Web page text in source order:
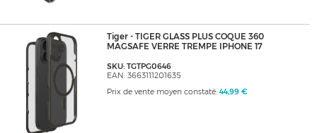
Tiger - TIGER GLASS PLUS COQUE 360
MAGSAFE VERRE TREMPE IPHONE 17
SKU: TGTPG0646
EAN: 3663111201635
Prix de vente moyen constaté: 44,99 €